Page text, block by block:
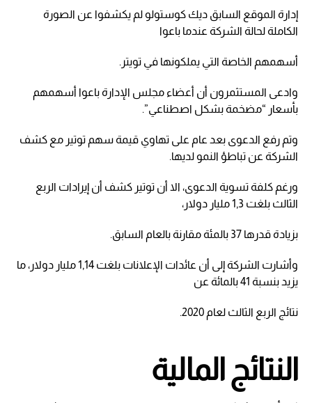
إدارة الموقع السابق ديك كوستولو لم يكشفوا عن الصورة
الكاملة لحالة الشركة عندما باعوا
أسهمهم الخاصة التي يملكونها في تويتر.
وادعى المستثمرون أن أعضاء مجلس الإدارة باعوا أسهمهم
بأسعار “مضخمة بشكل اصطناعي”.
وتم رفع الدعوى بعد عام على تهاوي قيمة سهم توتير مع كشف
الشركة عن تباطؤ النمو لديها.
ورغم كلفة تسوية الدعوى، الا أن توتير كشف أن إيرادات الربع
الثالث بلغت 1,3 مليار دولار،
بزيادة قدرها 37 بالمئة مقارنة بالعام السابق.
وأشارت الشركة إلى أن عائدات الإعلانات بلغت 1,14 مليار دولار، ما
يزيد بنسبة 41 بالمائة عن
نتائج الربع الثالث لعام 2020.
النتائج المالية